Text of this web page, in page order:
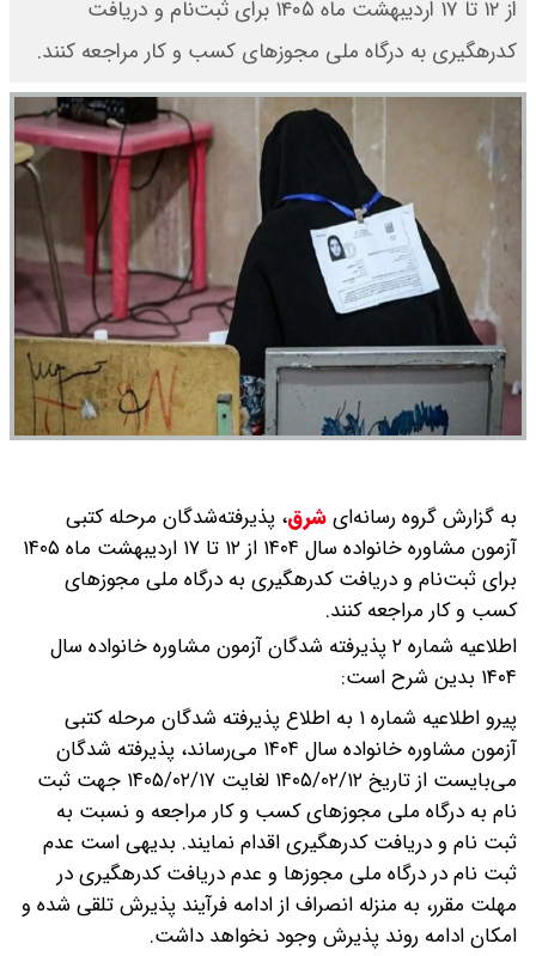
از ۱۲ تا ۱۷ اردیبهشت ماه ۱۴۰۵ برای ثبت‌نام و دریافت
کدرهگیری به درگاه ملی مجوز‌های کسب و کار مراجعه کنند.
به گزارش گروه رسانه‌ایشرق، پذیرفته‌شدگان مرحله کتبی
آزمون مشاوره خانواده سال ۱۴۰۴ از ۱۲ تا ۱۷ اردیبهشت ماه ۱۴۰۵
برای ثبت‌نام و دریافت کدرهگیری به درگاه ملی مجوز‌های
کسب و کار مراجعه کنند.
اطلاعیه شماره ۲ پذیرفته شدگان آزمون مشاوره خانواده سال
۱۴۰۴ بدین شرح است:
پیرو اطلاعیه شماره ۱ به اطلاع پذیرفته شدگان مرحله کتبی
آزمون مشاوره خانواده سال ۱۴۰۴ می‌رساند، پذیرفته شدگان
می‌بایست از تاریخ ۱۴۰۵/۰۲/۱۲ لغایت ۱۴۰۵/۰۲/۱۷ جهت ثبت
نام به درگاه ملی مجوز‌های کسب و کار مراجعه و نسبت به
ثبت نام و دریافت کدرهگیری اقدام نمایند. بدیهی است عدم
ثبت نام در درگاه ملی مجوز‌ها و عدم دریافت کدرهگیری در
مهلت مقرر، به منزله انصراف از ادامه فرآیند پذیرش تلقی شده و
امکان ادامه روند پذیرش وجود نخواهد داشت.